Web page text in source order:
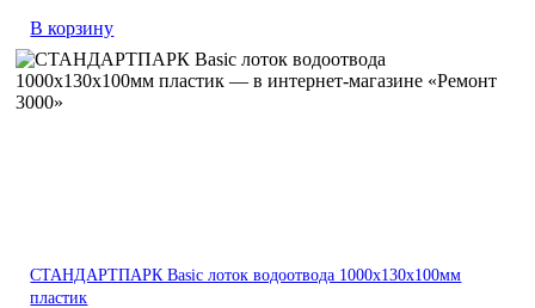
В корзину
СТАНДАРТПАРК Basic лоток водоотвода 1000х130х100мм
пластик